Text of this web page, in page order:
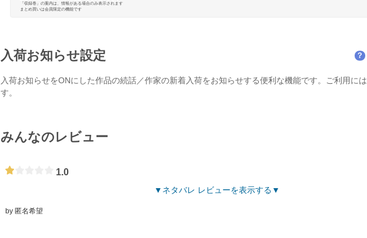
「収録巻」の案内は、情報がある場合のみ表示されます
まとめ買いは会員限定の機能です
入荷お知らせ設定 ？
入荷お知らせをONにした作品の続話／作家の新着入荷をお知らせする便利な機能です。ご利用には
す。
みんなのレビュー
1.0
ネタバレ レビューを表示する
by 匿名希望